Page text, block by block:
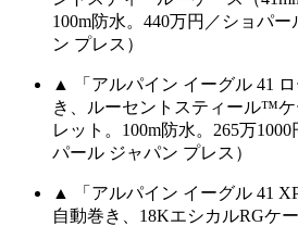
100m防水。440万円／ショパ
ン プレス）
▲ 「アルパイン イーグル 41
き、ルーセントスティール™ケ
レット。100m防水。265万
パール ジャパン プレス）
▲ 「アルパイン イーグル 41
自動巻き、18KエシカルRGケ